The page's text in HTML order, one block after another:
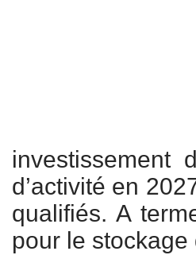
investissement
d’activité en
qualifiés. A
pour le